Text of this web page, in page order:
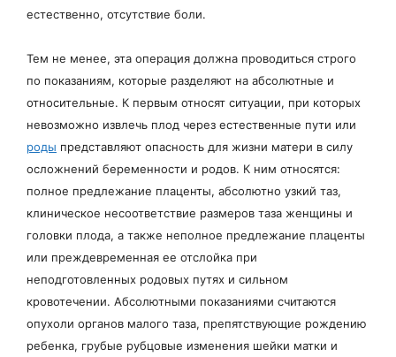
естественно, отсутствие боли.
Тем не менее, эта операция должна проводиться строго
по показаниям, которые разделяют на абсолютные и
относительные. К первым относят ситуации, при которых
невозможно извлечь плод через естественные пути или
роды представляют опасность для жизни матери в силу
осложнений беременности и родов. К ним относятся:
полное предлежание плаценты, абсолютно узкий таз,
клиническое несоответствие размеров таза женщины и
головки плода, а также неполное предлежание плаценты
или преждевременная ее отслойка при
неподготовленных родовых путях и сильном
кровотечении. Абсолютными показаниями считаются
опухоли органов малого таза, препятствующие рождению
ребенка, грубые рубцовые изменения шейки матки и